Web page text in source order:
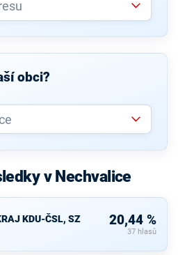
obci?
v Nechvalice
KDU-ČSL, SZ
20,44 %
37 hlasů